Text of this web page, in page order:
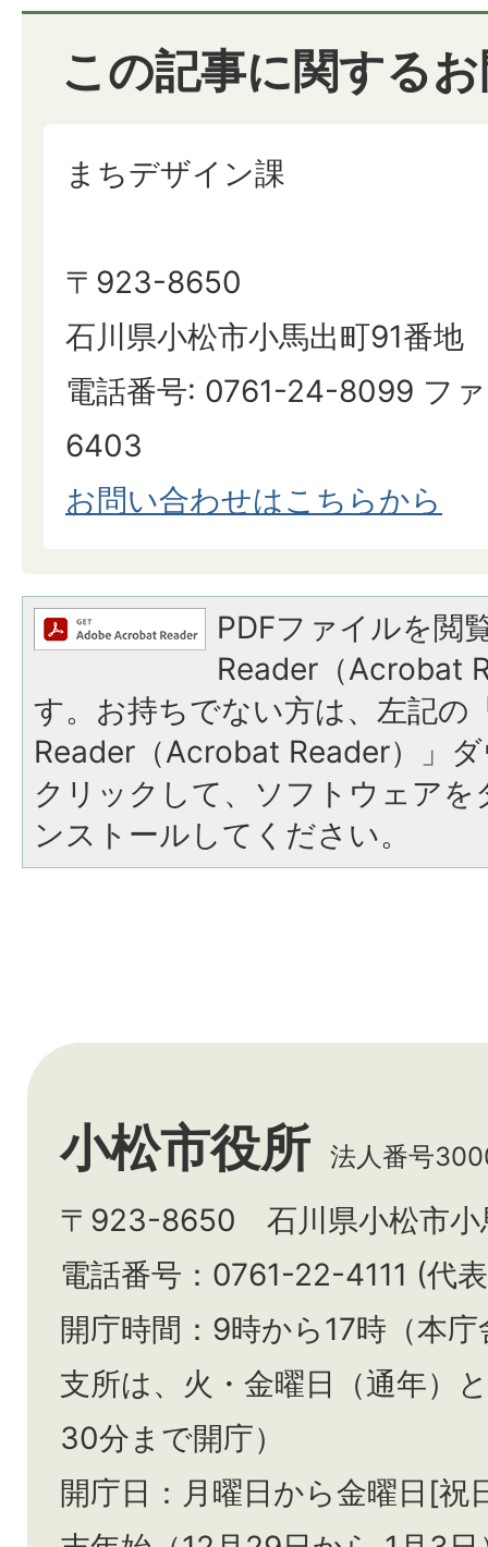
この記事に関する
まちデザイン課
〒923-8650
石川県小松市小馬出町91番地
電話番号: 0761-24-8099 フ
6403
お問い合わせはこちらから
PDFファイルを閲
Reader（Acrobat
す。お持ちでない方は、左記の
Reader（Acrobat Reader）」
クリックして、ソフトウェア
ンストールしてください。
小松市役所 法人番号
〒923-8650 石川県小松市小
電話番号：0761-22-4111 (代
開庁時間：9時から17時（本
支所は、火・金曜日（通年）と
30分まで開庁）
開庁日：月曜日から金曜日[祝